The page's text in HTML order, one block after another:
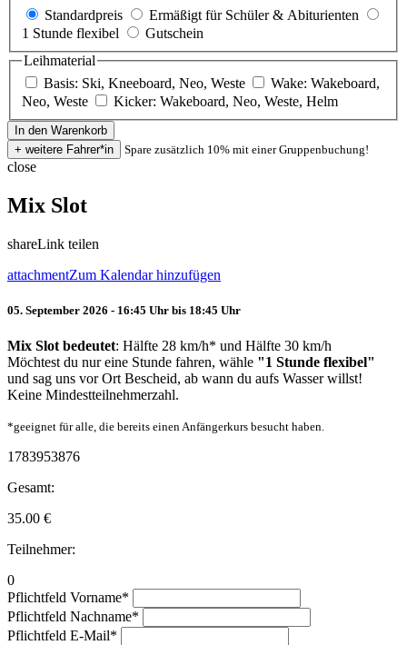
Standardpreis
Ermäßigt für Schüler & Abiturienten
1 Stunde flexibel
Gutschein
Leihmaterial
Basis: Ski, Kneeboard, Neo, Weste
Wake: Wakeboard,
Neo, Weste
Kicker: Wakeboard, Neo, Weste, Helm
Spare zusätzlich 10% mit einer Gruppenbuchung!
close
Mix Slot
shareLink teilen
attachmentZum Kalendar hinzufügen
05. September 2026 - 16:45 Uhr bis 18:45 Uhr
Mix Slot bedeutet: Hälfte 28 km/h* und Hälfte 30 km/h
Möchtest du nur eine Stunde fahren, wähle "1 Stunde flexibel"
und sag uns vor Ort Bescheid, ab wann du aufs Wasser willst!
Keine Mindestteilnehmerzahl.
*geeignet für alle, die bereits einen Anfängerkurs besucht haben.
1783953876
Gesamt:
35.00 €
Teilnehmer:
0
Pflichtfeld Vorname*
Pflichtfeld Nachname*
Pflichtfeld E-Mail*